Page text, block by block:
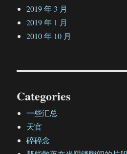
2019 年 3 月
2019 年 1 月
2010 年 10 月
Categories
一些汇总
天官
碎碎念